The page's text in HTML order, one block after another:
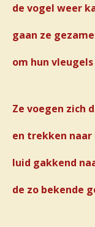
de vogel weer
gaan ze
om hun
Ze voegen zich
en trekken naar
luid gakkend
de zo bekende